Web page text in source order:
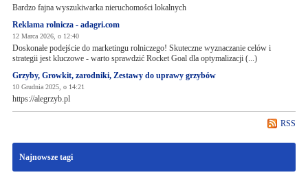
Bardzo fajna wyszukiwarka nieruchomości lokalnych
Reklama rolnicza - adagri.com
12 Marca 2026, o 12:40
Doskonałe podejście do marketingu rolniczego! Skuteczne wyznaczanie celów i
strategii jest kluczowe - warto sprawdzić Rocket Goal dla optymalizacji (...)
Grzyby, Growkit, zarodniki, Zestawy do uprawy grzybów
10 Grudnia 2025, o 14:21
https://alegrzyb.pl
RSS
Najnowsze tagi